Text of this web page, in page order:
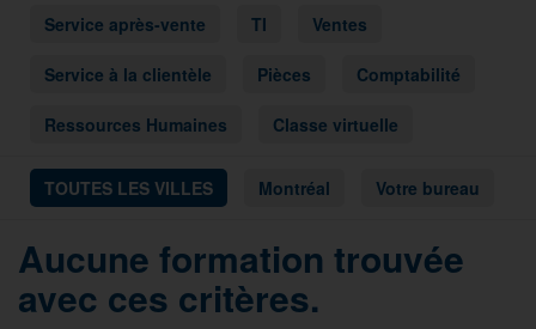
Service après-vente TI Ventes
Service à la clientèle Pièces Comptabilité
Ressources Humaines Classe virtuelle
TOUTES LES VILLES Montréal Votre bureau
Aucune formation trouvée
avec ces critères.